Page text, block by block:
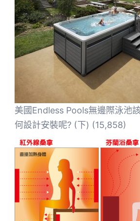
美國Endless Pools無邊際泳池
何設計安裝呢? (下) (15,858)